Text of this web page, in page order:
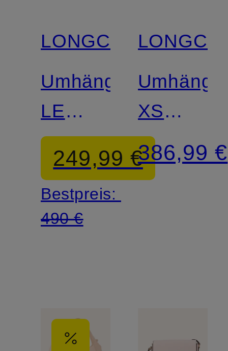
LONGCHAMP
Umhängetasche
LE
ROSEAU
SMALL
249,99 €
Bestpreis:
490 €
XS
386,99 €